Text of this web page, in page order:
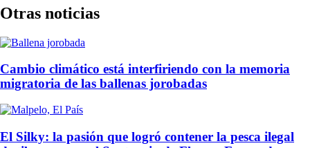
Otras noticias
Cambio climático está interfiriendo con la memoria
migratoria de las ballenas jorobadas
El Silky: la pasión que logró contener la pesca ilegal